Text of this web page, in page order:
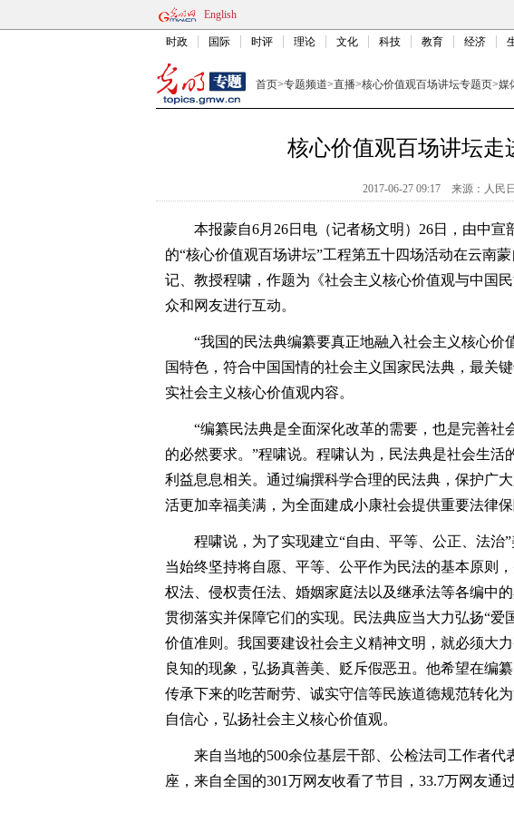
English
时政 国际 时评 理论 文化 科技 教育 经济
首页>专题频道>直播>核心价值观百场讲坛专题页>媒
核心价值观百场讲坛走
2017-06-27 09:17 来源： 人民
本报蒙自6月26日电（记者杨文明）26日，由中宣
的“核心价值观百场讲坛”工程第五十四场活动在云南
记、教授程啸，作题为《社会主义核心价值观与中国
众和网友进行互动。
“我国的民法典编纂要真正地融入社会主义核心价
国特色，符合中国国情的社会主义国家民法典，最关
实社会主义核心价值观内容。
“编纂民法典是全面深化改革的需要，也是完善社
的必然要求。”程啸说。程啸认为，民法典是社会生活
利益息息相关。通过编撰科学合理的民法典，保护广
活更加幸福美满，为全面建成小康社会提供重要法律保
程啸说，为了实现建立“自由、平等、公正、法治”
当始终坚持将自愿、平等、公平作为民法的基本原则
权法、侵权责任法、婚姻家庭法以及继承法等各编中
贯彻落实并保障它们的实现。民法典应当大力弘扬“爱
价值准则。我国要建设社会主义精神文明，就必须大
良知的现象，弘扬真善美、贬斥假恶丑。他希望在编
传承下来的吃苦耐劳、诚实守信等民族道德规范转化
自信心，弘扬社会主义核心价值观。
来自当地的500余位基层干部、公检法司工作者代
座，来自全国的301万网友收看了节目，33.7万网友通